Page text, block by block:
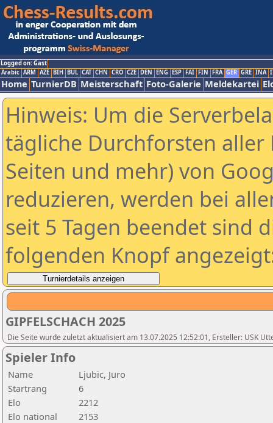
Logged on: Gast
Arabic ARM AZE BIH BUL CAT CHN CRO CZE DEN ENG ESP FAI FIN FRA GER GRE INA
Home TurnierDB Meisterschaft Foto-Galerie Meldekartei
Hinweis: Um die
tägliche Durchforsten aller
Seiten und mehr) von
reduzieren, werden bei
seit 5 Tagen beendet sind
folgenden Knopf
GIPFELSCHACH 2025
Die Seite wurde zuletzt aktualisiert am 13.07.2025 12:52:01, Ersteller: USK
Spieler Info
Name
Ljubic, Juro
Startrang
6
Elo
2212
Elo national
2153